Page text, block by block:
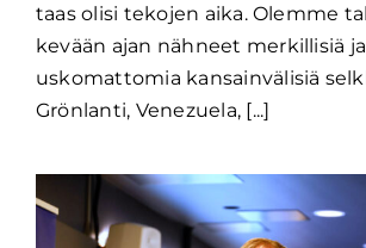
taas olisi tekojen aika. Olemme
kevään ajan nähneet merkillisiä ja
uskomattomia kansainvälisiä
Grönlanti, Venezuela, [...]